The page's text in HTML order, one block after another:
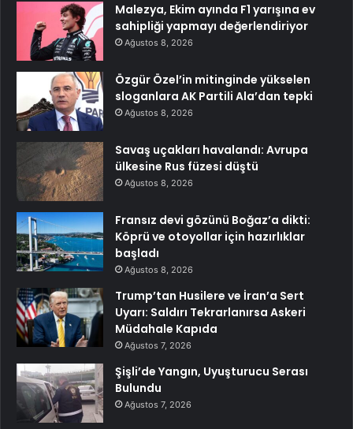
Malezya, Ekim ayında F1 yarışına ev
sahipliği yapmayı değerlendiriyor
Ağustos 8, 2026
Özgür Özel’in mitinginde yükselen
sloganlara AK Partili Ala’dan tepki
Ağustos 8, 2026
Savaş uçakları havalandı: Avrupa
ülkesine Rus füzesi düştü
Ağustos 8, 2026
Fransız devi gözünü Boğaz’a dikti:
Köprü ve otoyollar için hazırlıklar
başladı
Ağustos 8, 2026
Trump’tan Husilere ve İran’a Sert
Uyarı: Saldırı Tekrarlanırsa Askeri
Müdahale Kapıda
Ağustos 7, 2026
Şişli’de Yangın, Uyuşturucu Serası
Bulundu
Ağustos 7, 2026